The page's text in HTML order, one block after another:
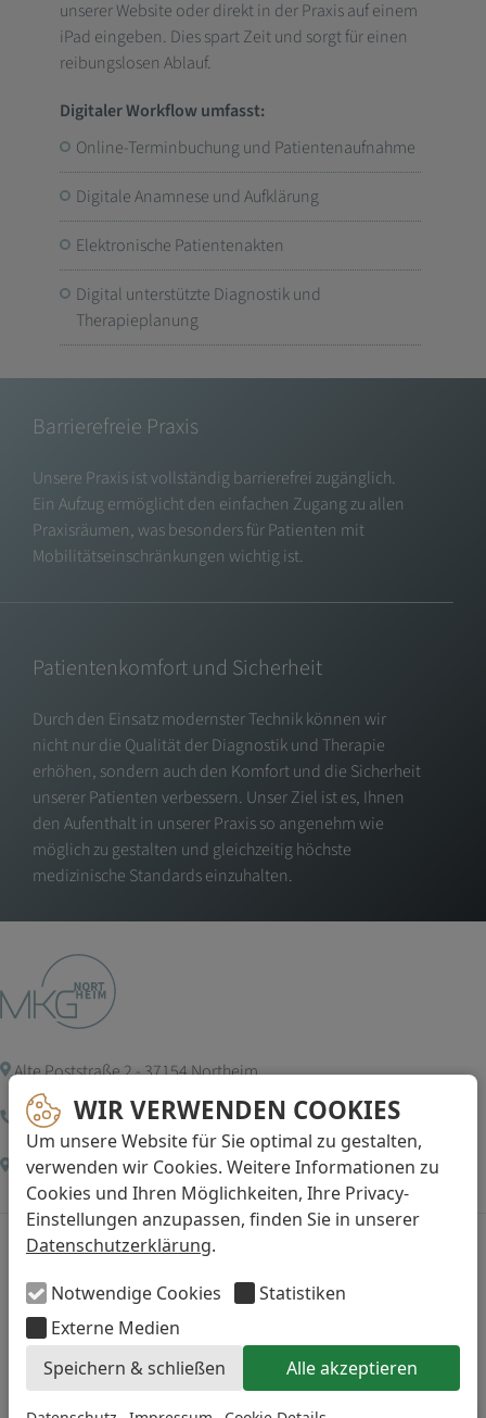
WIR VERWENDEN COOKIES
Um unsere Website für Sie optimal zu gestalten,
verwenden wir Cookies. Weitere Informationen zu
Cookies und Ihren Möglichkeiten, Ihre Privacy-
Einstellungen anzupassen, finden Sie in unserer
Datenschutzerklärung.
Notwendige Cookies
Statistiken
Externe Medien
Speichern & schließen
Alle akzeptieren
unserer Website oder direkt in der Praxis auf einem
iPad eingeben. Dies spart Zeit und sorgt für einen
reibungslosen Ablauf.
Digitaler Workflow umfasst:
Online-Terminbuchung und Patientenaufnahme
Digitale Anamnese und Aufklärung
Elektronische Patientenakten
Digital unterstützte Diagnostik und
Therapieplanung
Barrierefreie Praxis
Unsere Praxis ist vollständig barrierefrei zugänglich.
Ein Aufzug ermöglicht den einfachen Zugang zu allen
Praxisräumen, was besonders für Patienten mit
Mobilitätseinschränkungen wichtig ist.
Patientenkomfort und Sicherheit
Durch den Einsatz modernster Technik können wir
nicht nur die Qualität der Diagnostik und Therapie
erhöhen, sondern auch den Komfort und die Sicherheit
unserer Patienten verbessern. Unser Ziel ist es, Ihnen
den Aufenthalt in unserer Praxis so angenehm wie
möglich zu gestalten und gleichzeitig höchste
medizinische Standards einzuhalten.
Alte Poststraße 2 - 37154 Northeim
05551 913444
info@mkg-friesen.deodervia Kontaktformular
Über uns
Team
Praxis und Technik
Karriere
Patienteninfos
Knochenaufbau
Hautchirurgie
Narkose und Dämmerschlaf